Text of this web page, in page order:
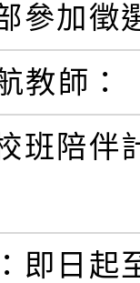
參加徵
教師：
班陪伴
即日起